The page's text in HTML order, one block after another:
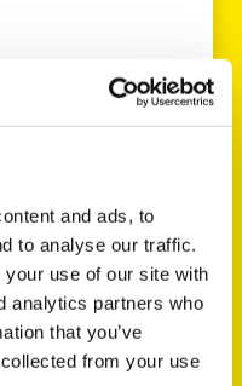
and ads, to
to analyse our traffic.
use of our site with
analytics partners who
that you’ve
from your use
TECH NEWS